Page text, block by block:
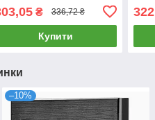
₴ 336,72 ₴
Купити
–10%